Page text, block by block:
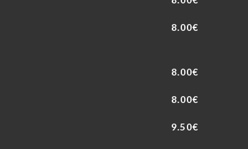
8.00€
8.00€
8.00€
9.50€